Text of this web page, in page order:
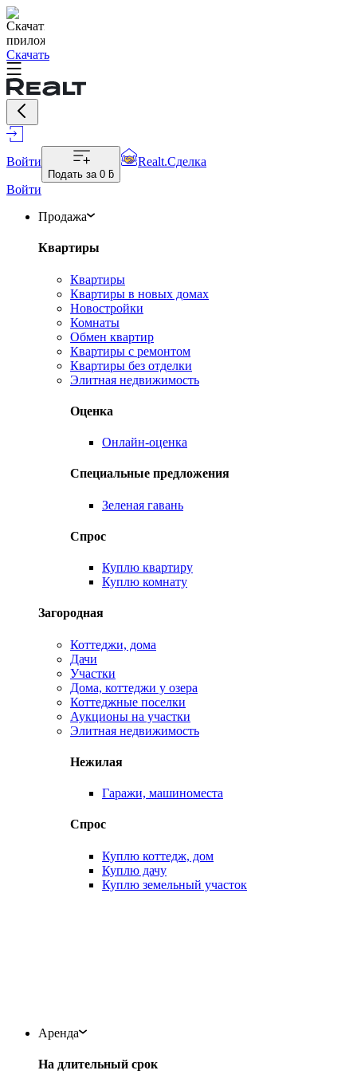
Скачать
Войти
Подать за 0 ƃ
Realt.Сделка
Войти
Продажа
Квартиры
Квартиры
Квартиры в новых домах
Новостройки
Комнаты
Обмен квартир
Квартиры с ремонтом
Квартиры без отделки
Элитная недвижимость
Оценка
Онлайн-оценка
Специальные предложения
Зеленая гавань
Спрос
Куплю квартиру
Куплю комнату
Загородная
Коттеджи, дома
Дачи
Участки
Дома, коттеджи у озера
Коттеджные поселки
Аукционы на участки
Элитная недвижимость
Нежилая
Гаражи, машиноместа
Спрос
Куплю коттедж, дом
Куплю дачу
Куплю земельный участок
Аренда
На длительный срок